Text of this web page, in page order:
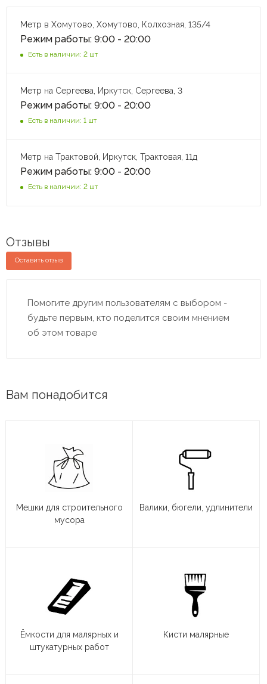
Метр в Хомутово, Хомутово, Колхозная, 135/4
Режим работы: 9:00 - 20:00
Есть в наличии: 2 шт
Метр на Сергеева, Иркутск, Сергеева, 3
Режим работы: 9:00 - 20:00
Есть в наличии: 1 шт
Метр на Трактовой, Иркутск, Трактовая, 11д
Режим работы: 9:00 - 20:00
Есть в наличии: 2 шт
Отзывы
Оставить отзыв
Помогите другим пользователям с выбором -
будьте первым, кто поделится своим мнением
об этом товаре
Вам понадобится
Мешки для строительного
мусора
Валики, бюгели, удлинители
Ёмкости для малярных и
штукатурных работ
Кисти малярные